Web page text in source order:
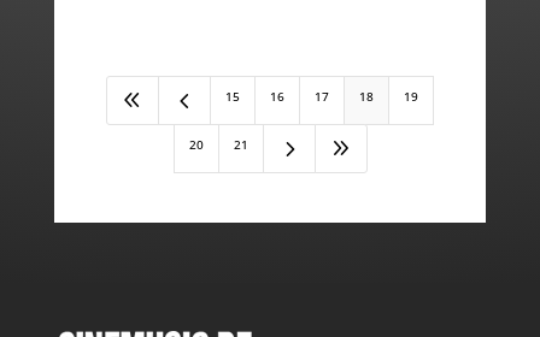
8 4 15 16 17 18 19
20 21 5 9